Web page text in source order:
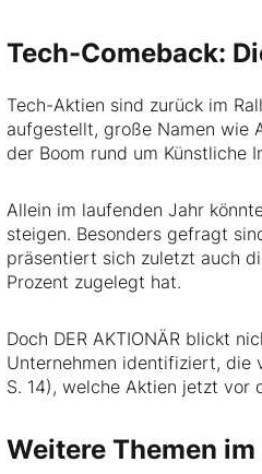
Tech-Comeback:
Tech-Aktien sind zurück im
aufgestellt, große Namen wie
der Boom rund um Künstliche
Allein im laufenden Jahr
steigen. Besonders gefragt
präsentiert sich zuletzt auch
Prozent zugelegt hat.
Doch DER AKTIONÄR blickt
Unternehmen identifiziert, die
S. 14), welche Aktien jetzt vor
Weitere Themen